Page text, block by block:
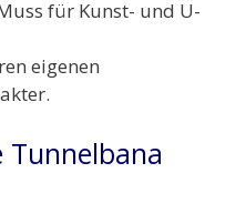
für Kunst- und U-
eigenen